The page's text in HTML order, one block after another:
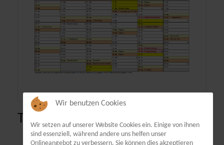
Terminübersicht
Wir benutzen Cookies
Wir setzen auf unserer Website Cookies ein. Einige von ihnen
sind essenziell, während andere uns helfen unser
Onlineangebot zu verbessern. Sie können dies akzeptieren